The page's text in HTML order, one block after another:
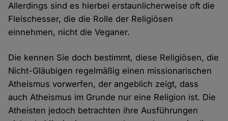
Allerdings sind es hierbei erstaunlicherweise oft die
Fleischesser, die die Rolle der Religiösen
einnehmen, nicht die Veganer.
Die kennen Sie doch bestimmt, diese Religiösen, die
Nicht-Gläubigen regelmäßig einen missionarischen
Atheismus vorwerfen, der angeblich zeigt, dass
auch Atheismus im Grunde nur eine Religion ist. Die
Atheisten jedoch betrachten ihre Ausführungen